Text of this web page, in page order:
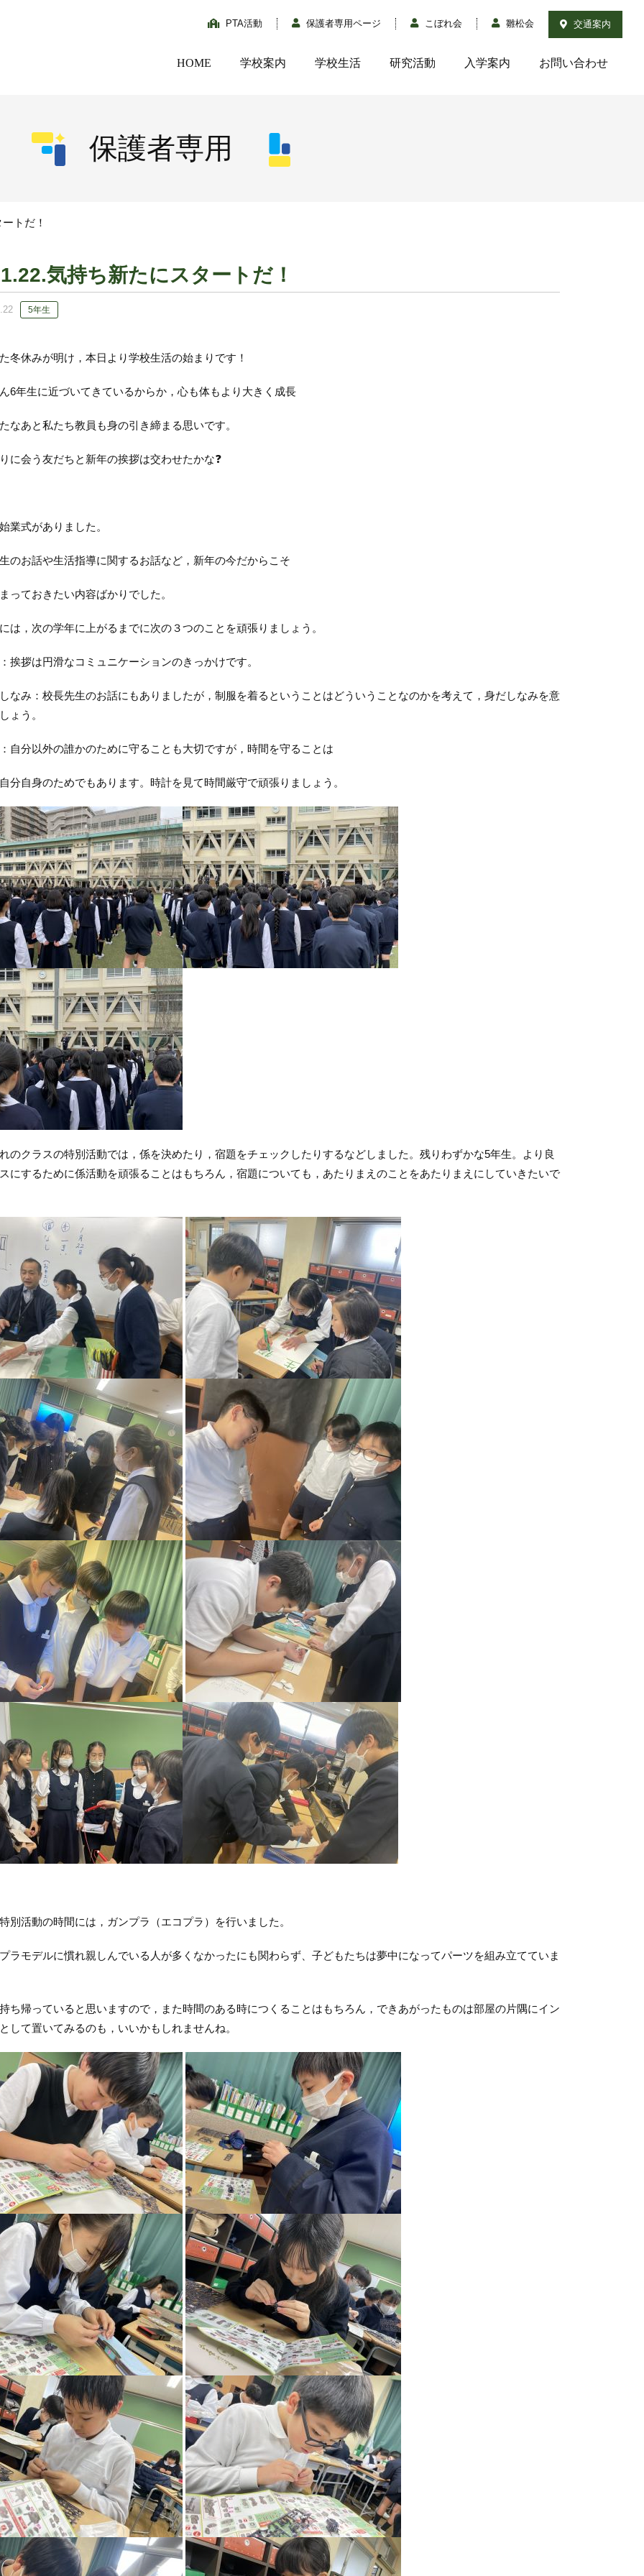
PTA活動 保護者専用ページ こぼれ会 雛松会 交通案内
HOME 学校案内 学校生活 研究活動 入学案内 お問い合わせ
保護者専用
トだ！
気持ち新たにスタートだ！
5年生
冬休みが明け，本日より学校生活の始まりです！
6年生に近づいてきているからか，心も体もより大きく成長
なあと私たち教員も身の引き締まる思いです。
に会う友だちと新年の挨拶は交わせたかな❓
業式がありました。
のお話や生活指導に関するお話など，新年の今だからこそ
っておきたい内容ばかりでした。
は，次の学年に上がるまでに次の３つのことを頑張りましょう。
挨拶は円滑なコミュニケーションのきっかけです。
なみ：校長先生のお話にもありましたが，制服を着るということはどういうことなのかを考えて，身だしなみを意
ょう。
自分以外の誰かのために守ることも大切ですが，時間を守ることは
分自身のためでもあります。時計を見て時間厳守で頑張りましょう。
のクラスの特別活動では，係を決めたり，宿題をチェックしたりするなどしました。残りわずかな5年生。より良
にするために係活動を頑張ることはもちろん，宿題についても，あたりまえのことをあたりまえにしていきたいで
別活動の時間には，ガンプラ（エコプラ）を行いました。
ラモデルに慣れ親しんでいる人が多くなかったにも関わらず、子どもたちは夢中になってパーツを組み立てていま
ち帰っていると思いますので，また時間のある時につくることはもちろん，できあがったものは部屋の片隅にイン
して置いてみるのも，いいかもしれませんね。